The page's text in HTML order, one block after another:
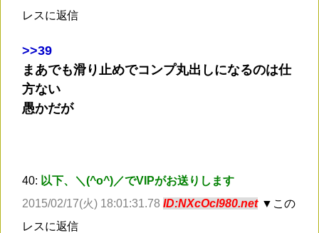
レスに返信
>>39
まあでも滑り止めでコンプ丸出しになるのは仕
方ない
愚かだが
40: 以下、＼(^o^)／でVIPがお送りします
2015/02/17(火) 18:01:31.78 ID:NXcOcl980.net ▼この
レスに返信